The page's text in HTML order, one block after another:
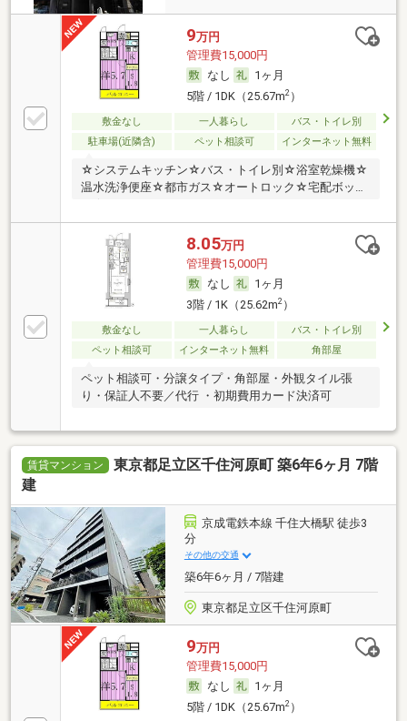
9万円
管理費15,000円
なし
1ヶ月
5階 / 1DK（25.67m2）
敷金なし 一人暮らし
バス・トイレ別
駐車場(近隣含)
ペット相談可 インターネット無料
☆システムキッチン☆バス・トイレ別☆浴室乾燥機☆
温水洗浄便座☆都市ガス☆オートロック☆宅配ボック
8.05万円
管理費15,000円
なし
1ヶ月
3階 / 1K（25.62m2）
敷金なし 一人暮らし
バス・トイレ別
ペット相談可
インターネット無料 角部屋
ペット相談可・分譲タイプ・角部屋・外観タイル張
り・保証人不要／代行 ・初期費用カード決済可
賃貸マンション
東京都足立区千住河原町 築6年6ヶ月 7階
建
京成電鉄本線 千住大橋駅 徒歩3
分
その他の交通
築6年6ヶ月 / 7階建
東京都足立区千住河原町
9万円
管理費15,000円
なし
1ヶ月
5階 / 1DK（25.67m2）